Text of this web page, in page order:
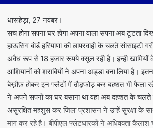
धारूहेड़ा, 27 नवंबर।
सच होगा सपना घर होगा अपना वाला सपना अब टूटता
हाऊसिंग बोर्ड हरियाणा की लापरवाही के चलते सोसाइटी
अवैध रूप से 18 हजार रूपये वसूल रही है। इन्ही
आशियानों को शराबियों ने अपना अड्डा बना लिया है।
बेख़ौफ़ होकर इन फ्लैटों में तौड़फोड़ कर दहशत भी फैला रहे
ने अपने सपनों का घर बसाना था वहां अब दहशत के
असुरक्षित महशुस कर जिला प्रशासन ने उन्हें सुरक्षा के
मांग कर रहे है। बीपीएल फ्लेटधारकों ने अधिवक्ता